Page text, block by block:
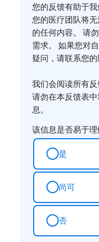
我
们
您
的
想
您的反馈有助于我
您的医疗团队将
的任何内容。 请
需求。 如果您对
疑问，请联系您的
我们会阅读所有反
请勿在本反馈表
息。
该信息是否易于理
是
尚可
否